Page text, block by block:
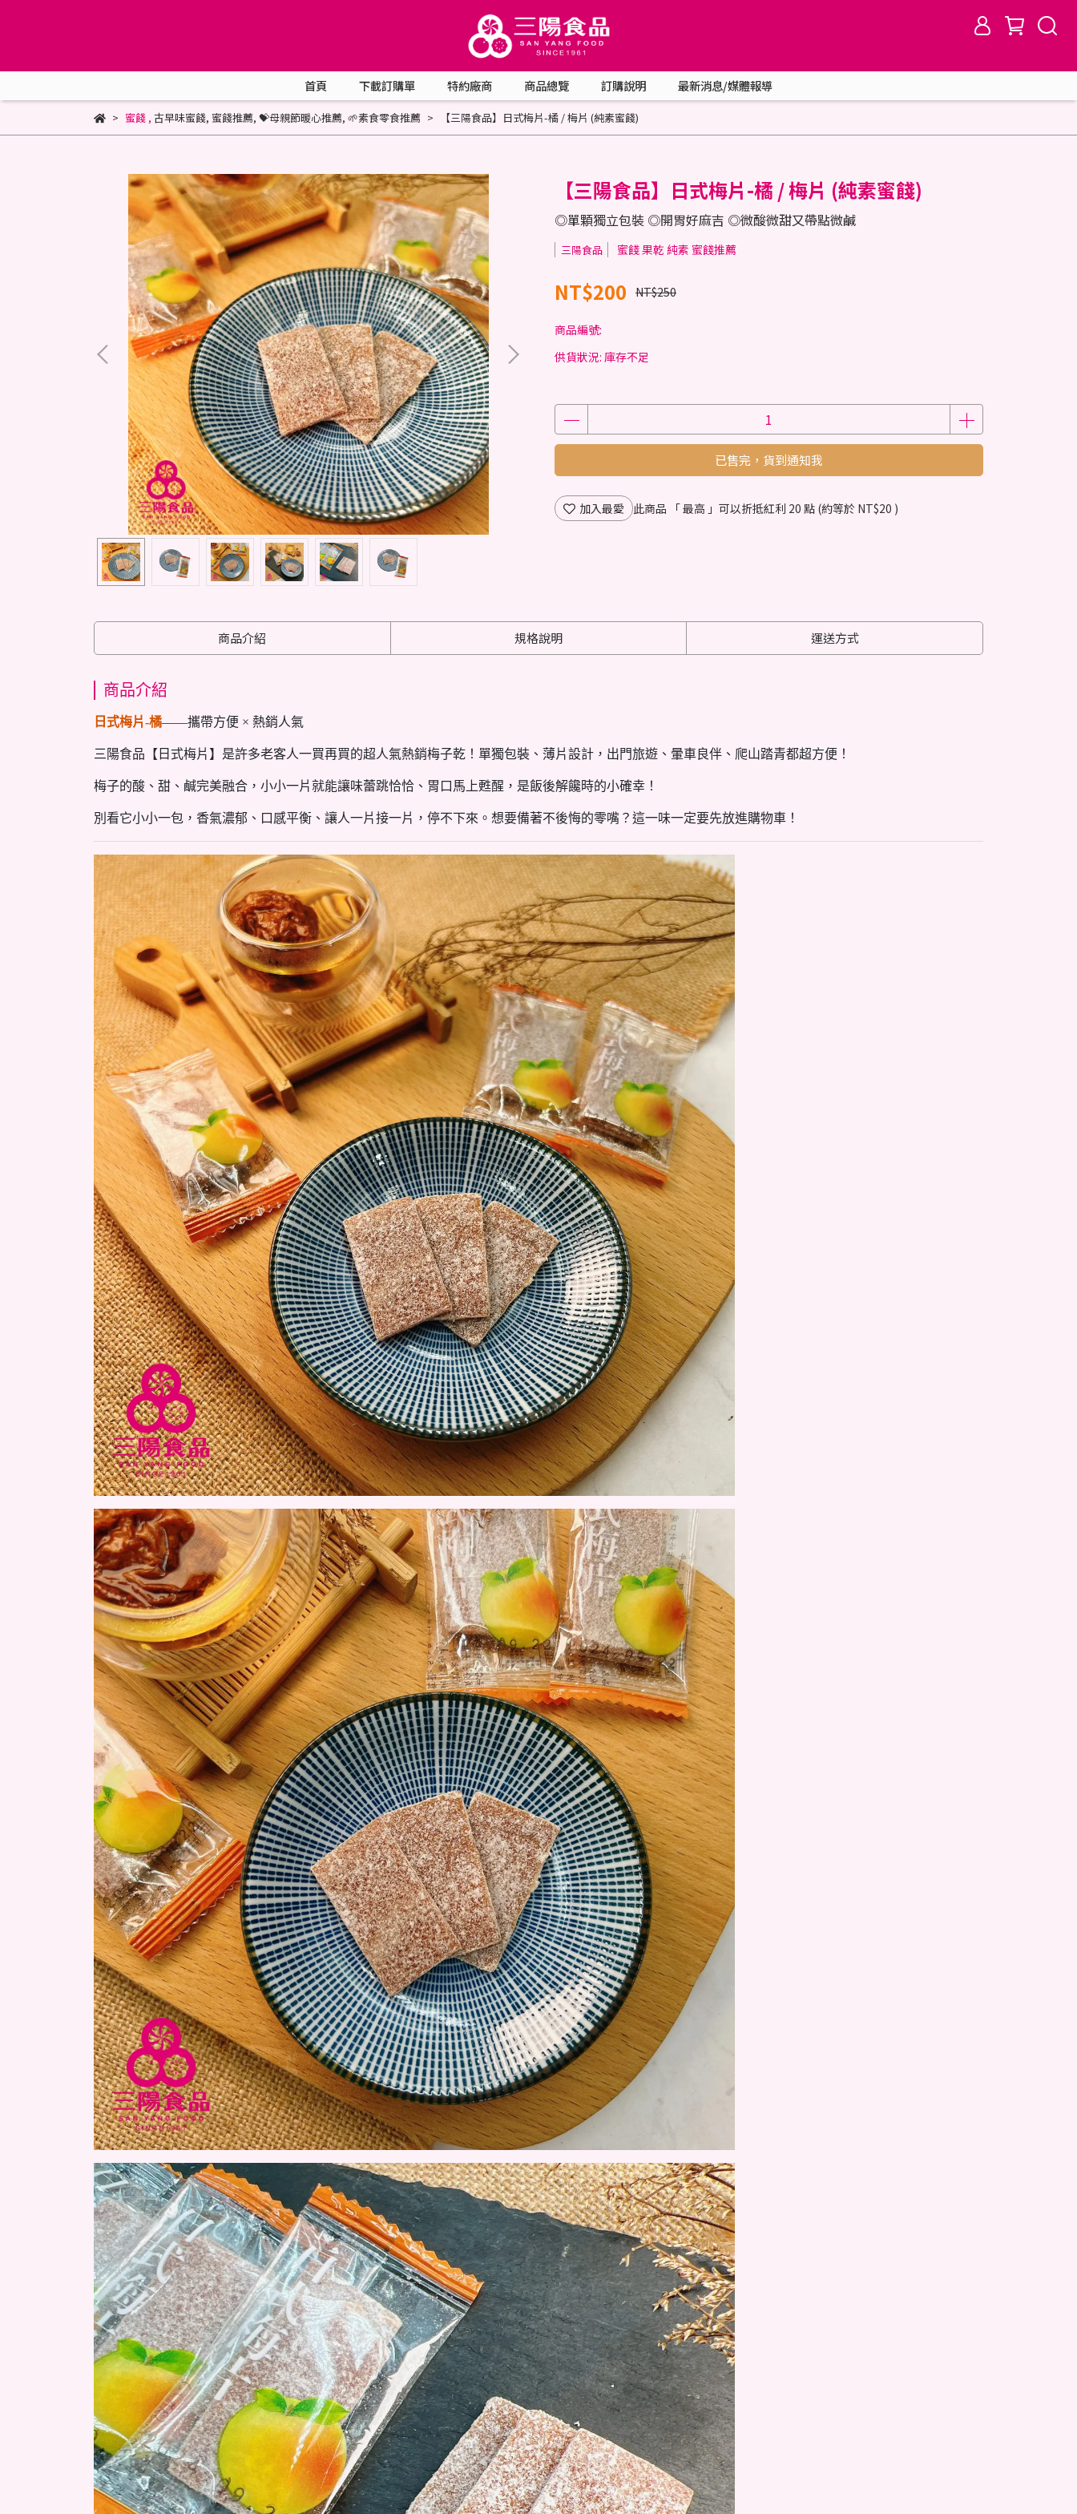
首頁 下載訂購單 特約廠商 商品總覽 訂購說明 最新消息/媒體報導
蜜餞, 古早味蜜餞, 蜜餞推薦, 💝母親節暖心推薦, 🌱素食零食推薦 【三陽食品】日式梅片-橘 / 梅片 (純素蜜餞)
【三陽食品】日式梅片-橘 / 梅片 (純素蜜餞)
◎單顆獨立包裝 ◎開胃好麻吉 ◎微酸微甜又帶點微鹹
三陽食品 蜜餞 果乾 純素 蜜餞推薦
NT$200 NT$250
商品編號:
供貨狀況: 庫存不足
已售完，貨到通知我
加入最愛 此商品 「 最高 」可以折抵紅利 20 點 (約等於 NT$20 )
商品介紹 規格說明 運送方式
商品介紹
日式梅片-橘——攜帶方便 × 熱銷人氣
三陽食品【日式梅片】是許多老客人一買再買的超人氣熱銷梅子乾！單獨包裝、薄片設計，出門旅遊、暈車良伴、爬山踏青都超方便！
梅子的酸、甜、鹹完美融合，小小一片就能讓味蕾跳恰恰、胃口馬上甦醒，是飯後解饞時的小確幸！
別看它小小一包，香氣濃郁、口感平衡、讓人一片接一片，停不下來。想要備著不後悔的零嘴？這一味一定要先放進購物車！